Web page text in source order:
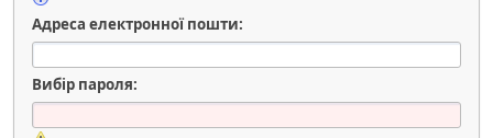
Адреса електронної пошти:
Вибір пароля: